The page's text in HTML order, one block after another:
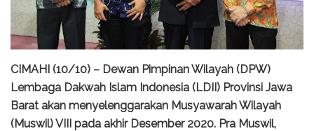
CIMAHI (10/10) – Dewan Pimpinan Wilayah (DPW)
Lembaga Dakwah Islam Indonesia (LDII) Provinsi Jawa
Barat akan menyelenggarakan Musyawarah Wilayah
(Muswil) VIII pada akhir Desember 2020. Pra Muswil,